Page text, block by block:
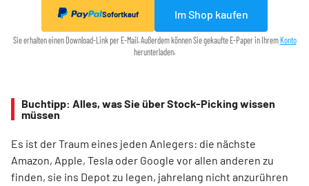
Sofortkauf Im Shop kaufen
Sie erhalten einen Download-Link per E-Mail. Außerdem können Sie gekaufte E-Paper in Ihrem Konto
herunterladen.
Buchtipp: Alles, was Sie über Stock-Picking wissen
müssen
Es ist der Traum eines jeden Anlegers: die nächste
Amazon, Apple, Tesla oder Google vor allen anderen zu
finden, sie ins Depot zu legen, jahrelang nicht anzurühren